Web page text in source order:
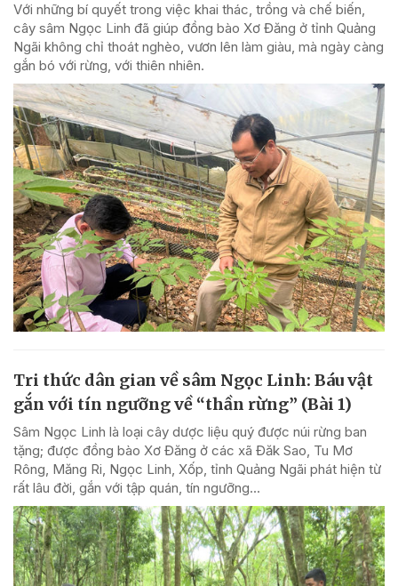
Với những bí quyết trong việc khai thác, trồng và chế biến,
cây sâm Ngọc Linh đã giúp đồng bào Xơ Đăng ở tỉnh Quảng
Ngãi không chỉ thoát nghèo, vươn lên làm giàu, mà ngày càng
gắn bó với rừng, với thiên nhiên.
Tri thức dân gian về sâm Ngọc Linh: Báu vật
gắn với tín ngưỡng về “thần rừng” (Bài 1)
Sâm Ngọc Linh là loại cây dược liệu quý được núi rừng ban
tặng; được đồng bào Xơ Đăng ở các xã Đăk Sao, Tu Mơ
Rông, Măng Ri, Ngọc Linh, Xốp, tỉnh Quảng Ngãi phát hiện từ
rất lâu đời, gắn với tập quán, tín ngưỡng...